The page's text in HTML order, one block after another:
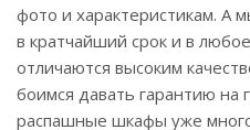
фото и характеристикам. А
в кратчайший срок и в
отличаются высоким
боимся давать гарантию
распашные шкафы уже